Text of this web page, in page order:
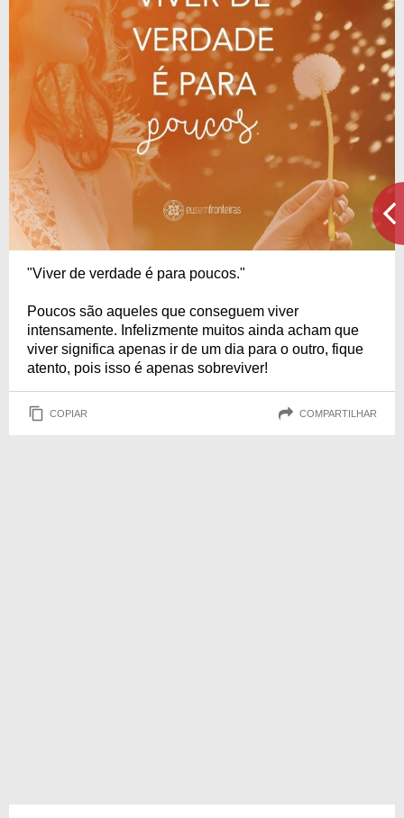
"Viver de verdade é para poucos."
Poucos são aqueles que conseguem viver
intensamente. Infelizmente muitos ainda acham que
viver significa apenas ir de um dia para o outro, fique
atento, pois isso é apenas sobreviver!
COPIAR COMPARTILHAR